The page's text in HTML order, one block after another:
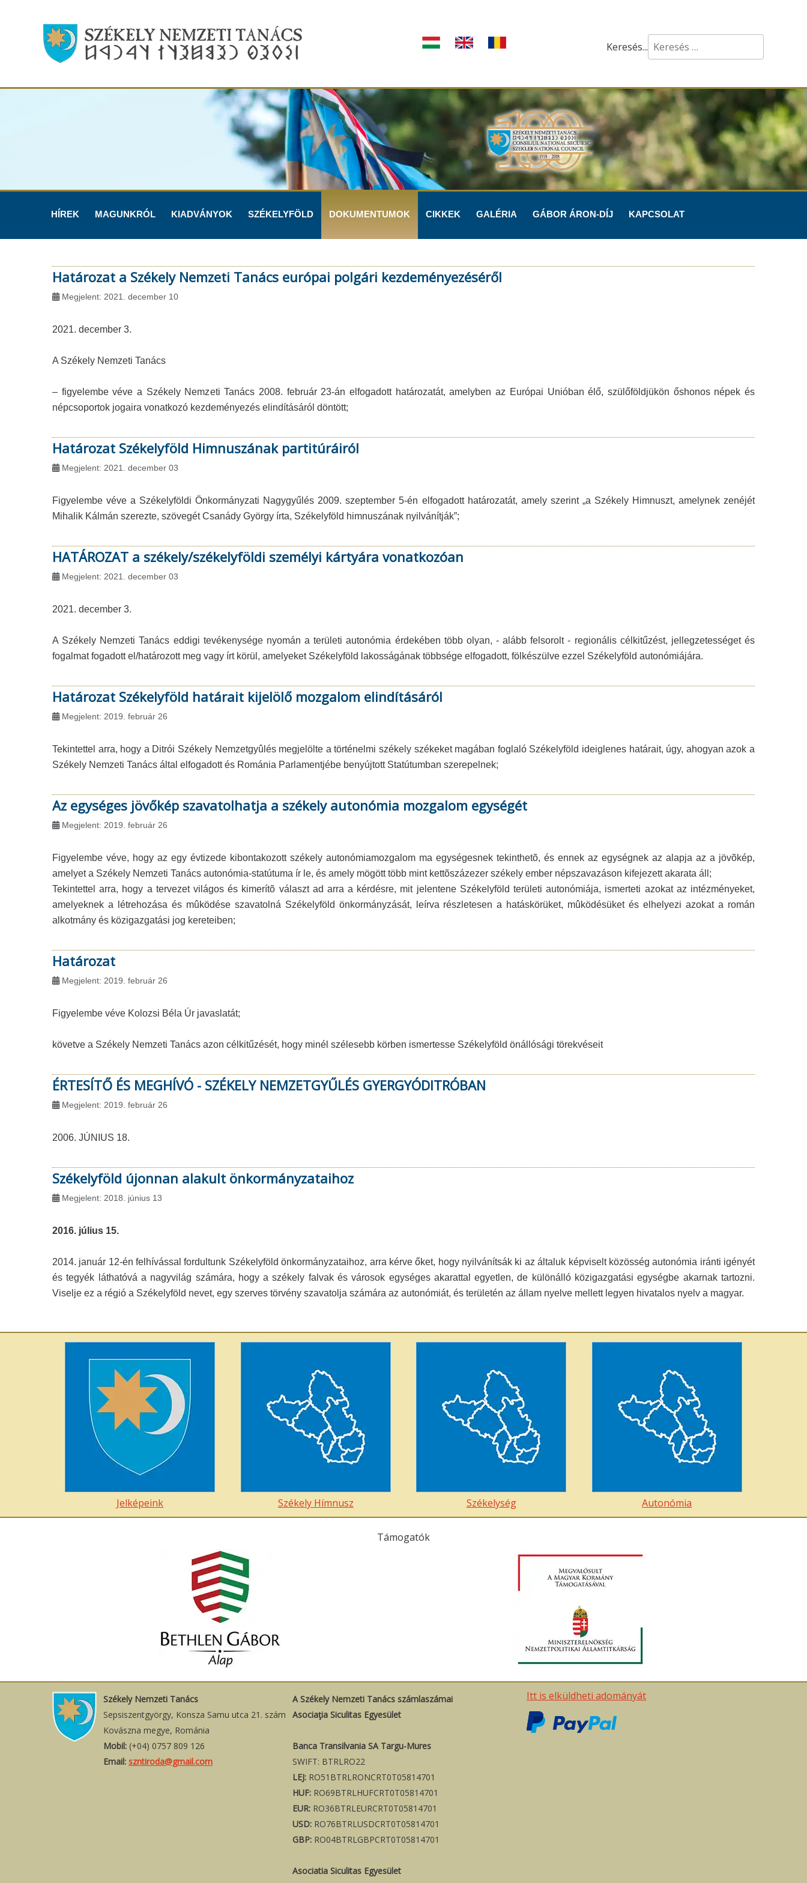
Keresés...
HÍREK MAGUNKRÓL KIADVÁNYOK SZÉKELYFÖLD DOKUMENTUMOK CIKKEK GALÉRIA GÁBOR ÁRON-DÍJ KAPCSOLAT
Határozat a Székely Nemzeti Tanács európai polgári kezdeményezéséről
Megjelent: 2021. december 10
2021. december 3.
A Székely Nemzeti Tanács
– figyelembe véve a Székely Nemzeti Tanács 2008. február 23-án elfogadott határozatát, amelyben az Európai Unióban élő, szülőföldjükön őshonos népek és
népcsoportok jogaira vonatkozó kezdeményezés elindításáról döntött;
Határozat Székelyföld Himnuszának partitúráiról
Megjelent: 2021. december 03
Figyelembe véve a Székelyföldi Önkormányzati Nagygyűlés 2009. szeptember 5-én elfogadott határozatát, amely szerint „a Székely Himnuszt, amelynek zenéjét
Mihalik Kálmán szerezte, szövegét Csanády György írta, Székelyföld himnuszának nyilvánítják”;
HATÁROZAT a székely/székelyföldi személyi kártyára vonatkozóan
Megjelent: 2021. december 03
2021. december 3.
A Székely Nemzeti Tanács eddigi tevékenysége nyomán a területi autonómia érdekében több olyan, - alább felsorolt - regionális célkitűzést, jellegzetességet és
fogalmat fogadott el/határozott meg vagy írt körül, amelyeket Székelyföld lakosságának többsége elfogadott, fölkészülve ezzel Székelyföld autonómiájára.
Határozat Székelyföld határait kijelölő mozgalom elindításáról
Megjelent: 2019. február 26
Tekintettel arra, hogy a Ditrói Székely Nemzetgyûlés megjelölte a történelmi székely székeket magában foglaló Székelyföld ideiglenes határait, úgy, ahogyan azok a
Székely Nemzeti Tanács által elfogadott és Románia Parlamentjébe benyújtott Statútumban szerepelnek;
Az egységes jövőkép szavatolhatja a székely autonómia mozgalom egységét
Megjelent: 2019. február 26
Figyelembe véve, hogy az egy évtizede kibontakozott székely autonómiamozgalom ma egységesnek tekinthetõ, és ennek az egységnek az alapja az a jövõkép,
amelyet a Székely Nemzeti Tanács autonómia-statútuma ír le, és amely mögött több mint kettõszázezer székely ember népszavazáson kifejezett akarata áll;
Tekintettel arra, hogy a tervezet világos és kimerítõ választ ad arra a kérdésre, mit jelentene Székelyföld területi autonómiája, ismerteti azokat az intézményeket,
amelyeknek a létrehozása és mûködése szavatolná Székelyföld önkormányzását, leírva részletesen a hatáskörüket, mûködésüket és elhelyezi azokat a román
alkotmány és közigazgatási jog kereteiben;
Határozat
Megjelent: 2019. február 26
Figyelembe véve Kolozsi Béla Úr javaslatát;
követve a Székely Nemzeti Tanács azon célkitűzését, hogy minél szélesebb körben ismertesse Székelyföld önállósági törekvéseit
ÉRTESÍTŐ ÉS MEGHÍVÓ - SZÉKELY NEMZETGYŰLÉS GYERGYÓDITRÓBAN
Megjelent: 2019. február 26
2006. JÚNIUS 18.
Székelyföld újonnan alakult önkormányzataihoz
Megjelent: 2018. június 13
2016. július 15.
2014. január 12-én felhívással fordultunk Székelyföld önkormányzataihoz, arra kérve őket, hogy nyilvánítsák ki az általuk képviselt közösség autonómia iránti igényét
és tegyék láthatóvá a nagyvilág számára, hogy a székely falvak és városok egységes akarattal egyetlen, de különálló közigazgatási egységbe akarnak tartozni.
Viselje ez a régió a Székelyföld nevet, egy szerves törvény szavatolja számára az autonómiát, és területén az állam nyelve mellett legyen hivatalos nyelv a magyar.
Jelképeink Székely Hímnusz Székelység Autonómia
Támogatók
Székely Nemzeti Tanács
Sepsiszentgyörgy, Konsza Samu utca 21. szám
Kovászna megye, Románia
Mobil: (+04) 0757 809 126
Email: szntiroda@gmail.com
A Székely Nemzeti Tanács számlaszámai
Asociaţia Siculitas Egyesület
Banca Transilvania SA Targu-Mures
SWIFT: BTRLRO22
LEJ: RO51BTRLRONCRT0T05814701
HUF: RO69BTRLHUFCRT0T05814701
EUR: RO36BTRLEURCRT0T05814701
USD: RO76BTRLUSDCRT0T05814701
GBP: RO04BTRLGBPCRT0T05814701
Asociatia Siculitas Egyesület
Itt is elküldheti adományát